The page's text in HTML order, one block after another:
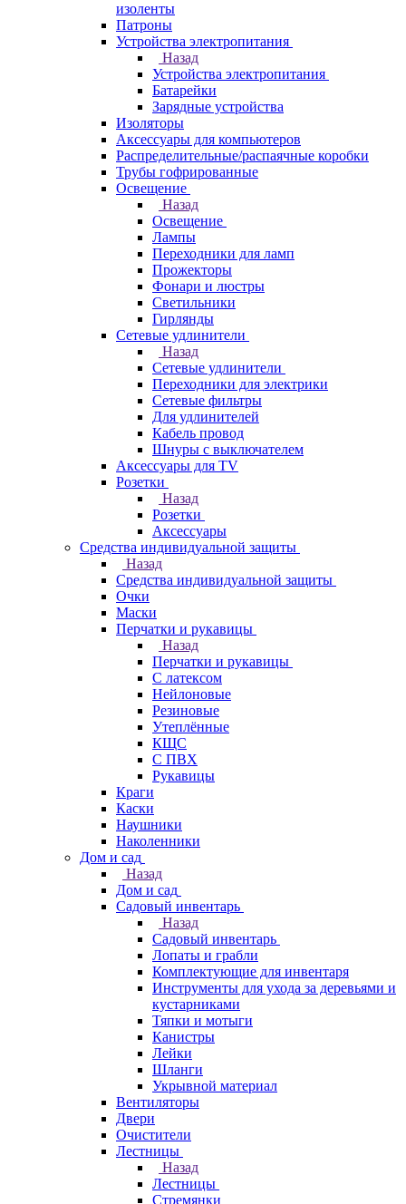
изоленты
Патроны
Устройства электропитания
Назад
Устройства электропитания
Батарейки
Зарядные устройства
Изоляторы
Аксессуары для компьютеров
Распределительные/распаячные коробки
Трубы гофрированные
Освещение
Назад
Освещение
Лампы
Переходники для ламп
Прожекторы
Фонари и люстры
Светильники
Гирлянды
Сетевые удлинители
Назад
Сетевые удлинители
Переходники для электрики
Сетевые фильтры
Для удлинителей
Кабель провод
Шнуры с выключателем
Аксессуары для TV
Розетки
Назад
Розетки
Аксессуары
Средства индивидуальной защиты
Назад
Средства индивидуальной защиты
Очки
Маски
Перчатки и рукавицы
Назад
Перчатки и рукавицы
С латексом
Нейлоновые
Резиновые
Утеплённые
КЩС
С ПВХ
Рукавицы
Краги
Каски
Наушники
Наколенники
Дом и сад
Назад
Дом и сад
Садовый инвентарь
Назад
Садовый инвентарь
Лопаты и грабли
Комплектующие для инвентаря
Инструменты для ухода за деревьями и
кустарниками
Тяпки и мотыги
Канистры
Лейки
Шланги
Укрывной материал
Вентиляторы
Двери
Очистители
Лестницы
Назад
Лестницы
Стремянки